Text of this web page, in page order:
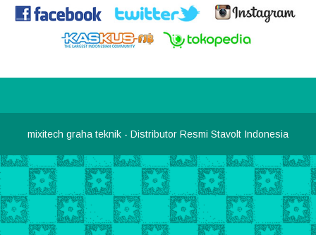
mixitech graha teknik - Distributor Resmi Stavolt Indonesia